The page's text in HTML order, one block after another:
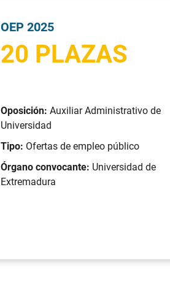
OEP 2025
20 PLAZAS
Oposición: Auxiliar Administrativo de
Universidad
Tipo: Ofertas de empleo público
Órgano convocante: Universidad de
Extremadura